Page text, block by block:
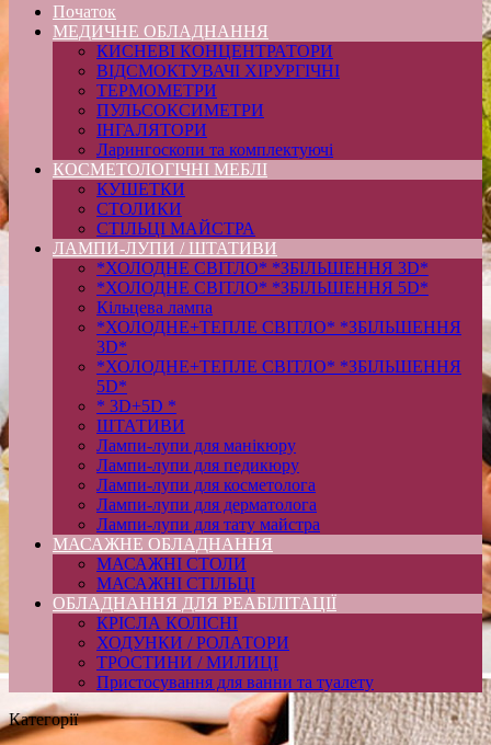
Початок
МЕДИЧНЕ ОБЛАДНАННЯ
КИСНЕВІ КОНЦЕНТРАТОРИ
ВІДСМОКТУВАЧІ ХІРУРГІЧНІ
ТЕРМОМЕТРИ
ПУЛЬСОКСИМЕТРИ
ІНГАЛЯТОРИ
Ларингоскопи та комплектуючі
КОСМЕТОЛОГІЧНІ МЕБЛІ
КУШЕТКИ
СТОЛИКИ
СТІЛЬЦІ МАЙСТРА
ЛАМПИ-ЛУПИ / ШТАТИВИ
*ХОЛОДНЕ СВІТЛО* *ЗБІЛЬШЕННЯ 3D*
*ХОЛОДНЕ СВІТЛО* *ЗБІЛЬШЕННЯ 5D*
Кільцева лампа
*ХОЛОДНЕ+ТЕПЛЕ СВІТЛО* *ЗБІЛЬШЕННЯ
3D*
*ХОЛОДНЕ+ТЕПЛЕ СВІТЛО* *ЗБІЛЬШЕННЯ
5D*
* 3D+5D *
ШТАТИВИ
Лампи-лупи для манікюру
Лампи-лупи для педикюру
Лампи-лупи для косметолога
Лампи-лупи для дерматолога
Лампи-лупи для тату майстра
МАСАЖНЕ ОБЛАДНАННЯ
МАСАЖНІ СТОЛИ
МАСАЖНІ СТІЛЬЦІ
ОБЛАДНАННЯ ДЛЯ РЕАБІЛІТАЦІЇ
КРІСЛА КОЛІСНІ
ХОДУНКИ / РОЛАТОРИ
ТРОСТИНИ / МИЛИЦІ
Пристосування для ванни та туалету
Категорії